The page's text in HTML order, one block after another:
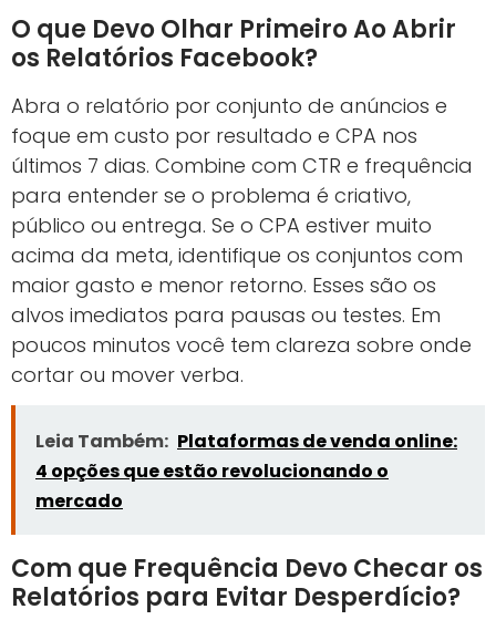
O que Devo Olhar Primeiro Ao Abrir
os Relatórios Facebook?
Abra o relatório por conjunto de anúncios e
foque em custo por resultado e CPA nos
últimos 7 dias. Combine com CTR e frequência
para entender se o problema é criativo,
público ou entrega. Se o CPA estiver muito
acima da meta, identifique os conjuntos com
maior gasto e menor retorno. Esses são os
alvos imediatos para pausas ou testes. Em
poucos minutos você tem clareza sobre onde
cortar ou mover verba.
Leia Também: Plataformas de venda online:
4 opções que estão revolucionando o
mercado
Com que Frequência Devo Checar os
Relatórios para Evitar Desperdício?